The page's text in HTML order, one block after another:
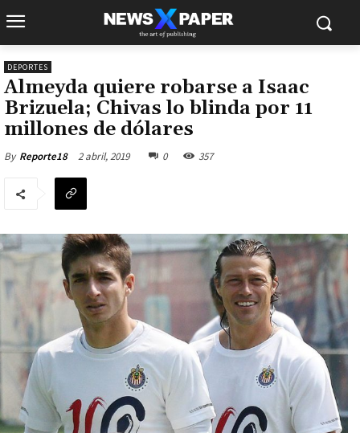
DEPORTES
Almeyda quiere robarse a Isaac
Brizuela; Chivas lo blinda por 11
millones de dólares
By Reporte18 2 abril, 2019 0 357